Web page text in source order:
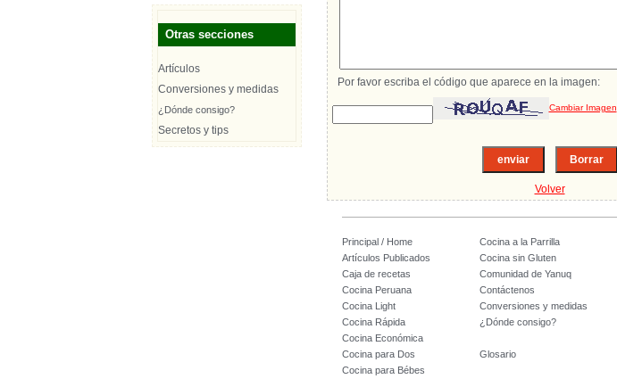
Otras secciones
Artículos
Conversiones y medidas
¿Dónde consigo?
Secretos y tips
Por favor escriba el código que aparece en la imagen:
Cambiar Imagen
Volver
Principal / Home Cocina a la Parrilla
Artículos Publicados
Cocina sin Gluten
Caja de recetas
Comunidad de Yanuq
Cocina Peruana
Contáctenos
Cocina Light
Conversiones y medidas
Cocina Rápida
¿Dónde consigo?
Cocina Económica
Cocina para Dos
Glosario
Cocina para Bébes